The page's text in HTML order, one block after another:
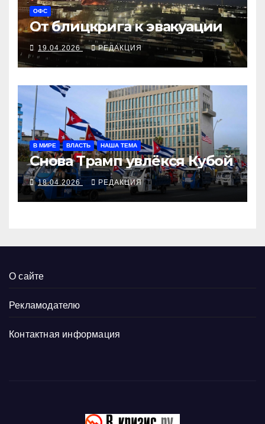
ОФС
От блицкрига к эвакуации
19.04.2026 РЕДАКЦИЯ
В МИРЕ ВЛАСТЬ НАША ТЕМА
Снова Трамп увлёкся Кубой
18.04.2026 РЕДАКЦИЯ
О сайте
Рекламодателю
Контактная информация